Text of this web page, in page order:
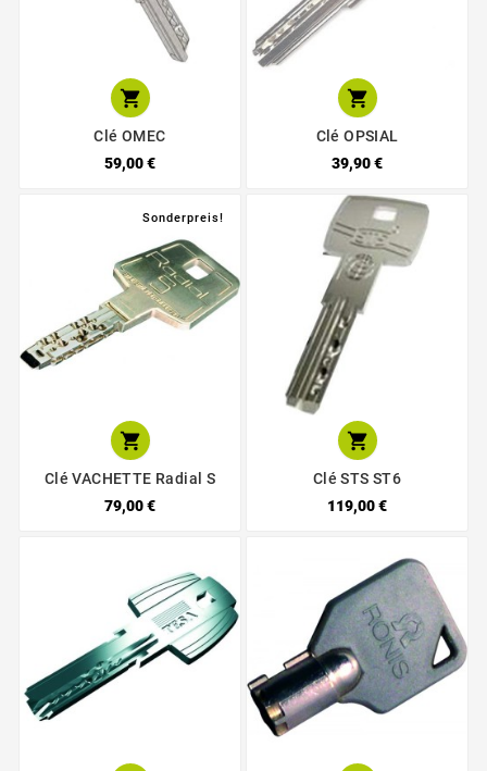

Clé OMEC
59,00 €

Clé OPSIAL
39,90 €
Sonderpreis!

Clé VACHETTE Radial S
79,00 €

Clé STS ST6
119,00 €